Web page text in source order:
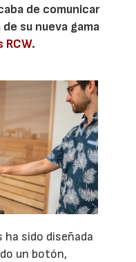
de comunicar
su nueva gama
RCW.
sido diseñada
un botón,